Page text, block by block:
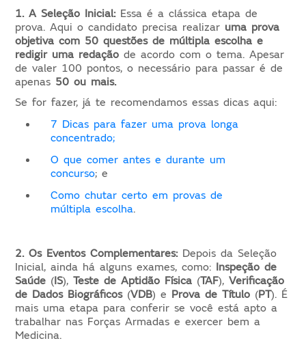
1. A Seleção Inicial: Essa é a clássica etapa de
prova. Aqui o candidato precisa realizar uma prova
objetiva com 50 questões de múltipla escolha e
redigir uma redação de acordo com o tema. Apesar
de valer 100 pontos, o necessário para passar é de
apenas 50 ou mais.
Se for fazer, já te recomendamos essas dicas aqui:
7 Dicas para fazer uma prova longa
concentrado;
O que comer antes e durante um
concurso; e
Como chutar certo em provas de
múltipla escolha.
2. Os Eventos Complementares:Depois da Seleção
Inicial, ainda há alguns exames, como: Inspeção de
Saúde (IS),Teste de Aptidão Física (TAF),Verificação
de Dados Biográficos(VDB) e Prova de Título (PT). É
mais uma etapa para conferir se você está apto a
trabalhar nas Forças Armadas e exercer bem a
Medicina.